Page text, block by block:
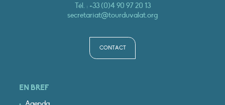
Tél. :+33 (0)4 90 97 20 13
secretariat@tourduvalat.org
CONTACT
EN BREF